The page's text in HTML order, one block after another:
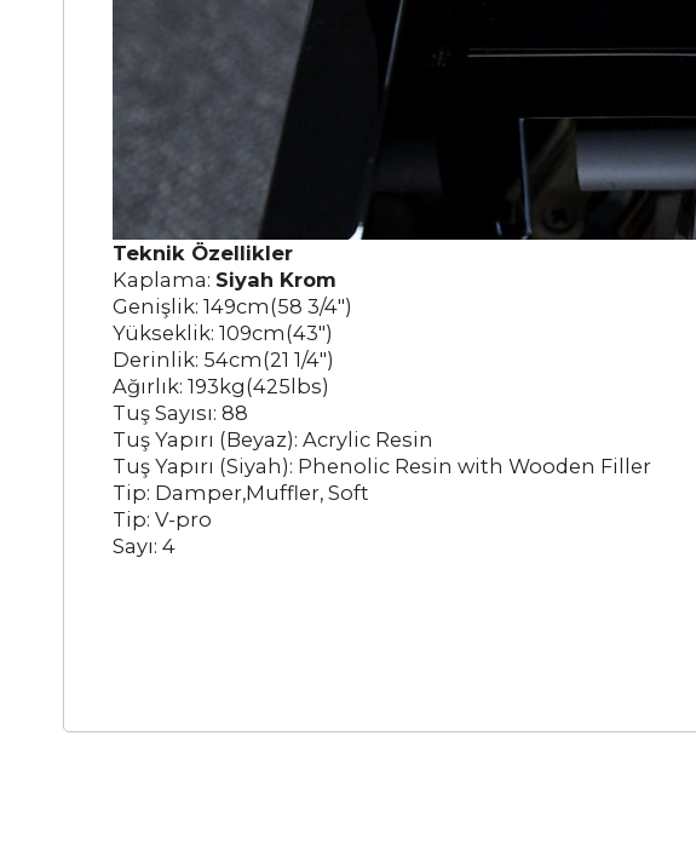
Teknik Özellikler
Kaplama: Siyah Krom
Genişlik: 149cm(58 3/4")
Yükseklik: 109cm(43")
Derinlik: 54cm(21 1/4")
Ağırlık: 193kg(425lbs)
Tuş Sayısı: 88
Tuş Yapırı (Beyaz): Acrylic Resin
Tuş Yapırı (Siyah): Phenolic Resin with Wooden Filler
Tip: Damper,Muffler, Soft
Tip: V-pro
Sayı: 4